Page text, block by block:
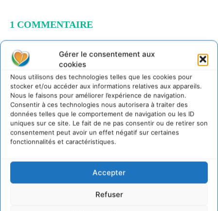
Gérer le consentement aux
cookies
Nous utilisons des technologies telles que les cookies pour
stocker et/ou accéder aux informations relatives aux appareils.
Nous le faisons pour améliorer l’expérience de navigation.
Consentir à ces technologies nous autorisera à traiter des
données telles que le comportement de navigation ou les ID
uniques sur ce site. Le fait de ne pas consentir ou de retirer son
consentement peut avoir un effet négatif sur certaines
fonctionnalités et caractéristiques.
Accepter
Refuser
1 COMMENTAIRE
Plus jamais ça ! La Mairie de Neuilly-Plaisance
dénonce le saccage du Plateau d’Avron
Bonjour, je suis Loïc du Service Info Plateau d’Avron
(Mairie de Neuilly Plaisance). Si vous désirez plus
d’informations concernant le saccage de la forêt du Plateau
d’Avron et nos actions, n’hésitez pas à poser vos questions
à la suite de ce commentaire.
Loïc, Service Info Plateau d’Avron.
Connecter pour laisser un commentaire
LAISSER UN COMMENTAIRE
CONNECTER POUR LAISSER UN COMMENTAIRE